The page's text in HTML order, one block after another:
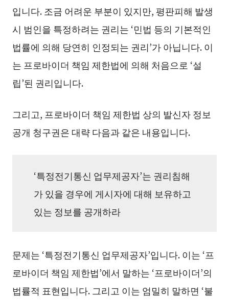
입니다. 조금 어려운 부분이 있지만, 평판피해 발생
시 범인을 특정하려는 권리는 ‘민법 등의 기본적인
법률에 의해 당연히 인정되는 권리’가 아닙니다. 이
는 프로바이더 책임 제한법에 의해 처음으로 ‘설
립’된 권리입니다.
그리고, 프로바이더 책임 제한법 상의 발신자 정보
공개 청구권은 대략 다음과 같은 내용입니다.
‘특정전기통신 업무제공자’는 권리침해
가 있을 경우에 게시자에 대해 보유하고
있는 정보를 공개하라
문제는 ‘특정전기통신 업무제공자’입니다. 이는 ‘프
로바이더 책임 제한법’에서 말하는 ‘프로바이더’의
법률적 표현입니다. 그리고 이는 엄밀히 말하면 ‘불